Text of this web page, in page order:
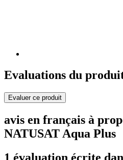
Evaluations du
Evaluer ce produit
avis en français à
NATUSAT Aqua Plus